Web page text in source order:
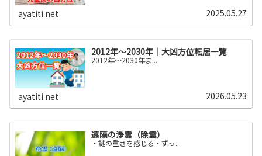
ayatiti.net 2025.05.27
2012年～2030年｜大凶方位転居一覧
2012年〜2030年ま...
ayatiti.net 2026.05.23
遠隔の浄霊（除霊）
・謎の重さを感じる・ずっ...